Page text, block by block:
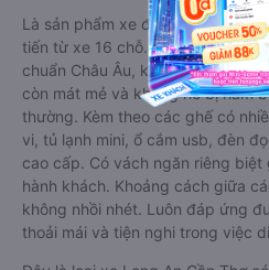
Là sản phẩm xe đi Cần Thơ từ
tiến từ xe 16 chỗ. Nội thất được
chuẩn Châu Âu, không chỉ êm ái
còn mát mẻ và không hề bị hầm
thường. Kèm theo các ghế có
vi, tủ lạnh mini, ổ cắm usb, đèn
cao cấp. Có vách ngăn riêng
hành khách. Khoảng cách giữa
không nhồi nhét. Luôn đáp ứng
thoải mái và tiện nghi trong việc